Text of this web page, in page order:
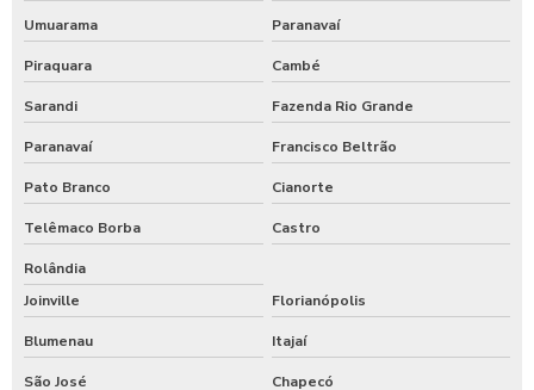
Umuarama Paranavaí
Piraquara Cambé
Sarandi Fazenda Rio Grande
Paranavaí Francisco Beltrão
Pato Branco Cianorte
Telêmaco Borba Castro
Rolândia
Joinville
Florianópolis
Blumenau Itajaí
São José Chapecó